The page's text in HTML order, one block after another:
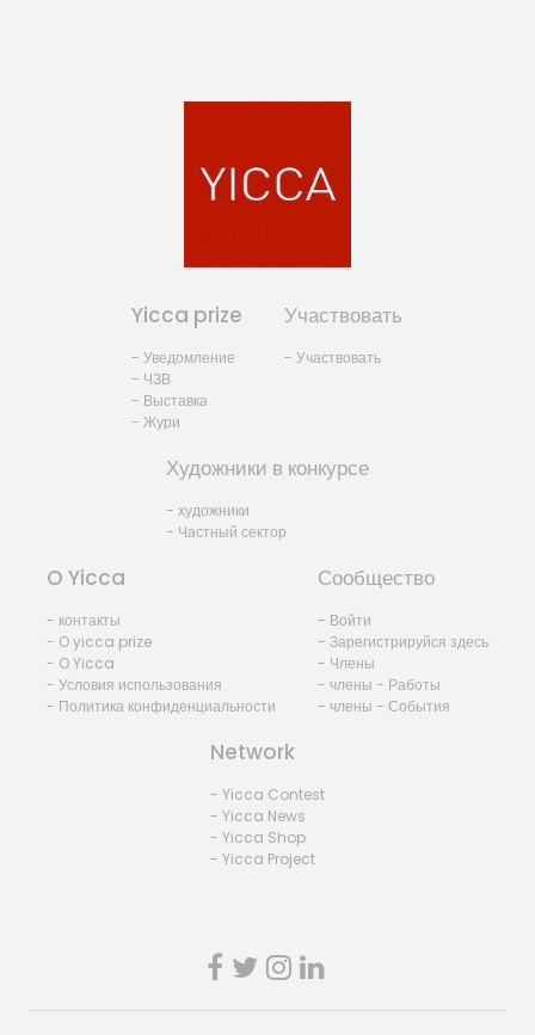
Yicca prize
- Уведомление
- ЧЗВ
- Выставка
- Жури
Участвовать
- Участвовать
Художники в конкурсе
- художники
- Частный сектор
O Yicca
- контакты
- O yicca prize
- O Yicca
- Условия использования
- Политика конфиденциальности
Сообщество
- Войти
- Зарегистрируйся здесь
- Члены
- члены - Работы
- члены - События
Network
- Yicca Contest
- Yicca News
- Yicca Shop
- Yicca Project